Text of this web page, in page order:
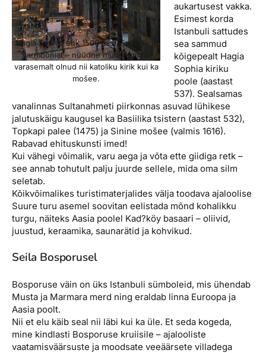
Hagia Sophia ehk 1500 aasta jagu ilu ja
harmooniat – nüüdne muuseum on
varasemalt olnud nii katoliku kirik kui ka
mošee.
aukartusest vakka.
Esimest korda
Istanbuli sattudes
sea sammud
kõigepealt Hagia
Sophia kiriku
poole (aastast
537). Sealsamas
vanalinnas Sultanahmeti piirkonnas asuvad lühikese
jalutuskäigu kaugusel ka Basiilika tsistern (aastast 532),
Topkapi palee (1475) ja Sinine mošee (valmis 1616).
Rabavad ehituskunsti imed!
Kui vähegi võimalik, varu aega ja võta ette giidiga retk –
see annab tohutult palju juurde sellele, mida oma silm
seletab.
Kõikvõimalikes turistimaterjalides välja toodava ajaloolise
Suure turu asemel soovitan eelistada mõnd kohalikku
turgu, näiteks Aasia poolel Kad?köy basaari – oliivid,
juustud, keraamika, saunarätid ja kohvikud.
Seila Bosporusel
Bosporuse väin on üks Istanbuli sümboleid, mis ühendab
Musta ja Marmara merd ning eraldab linna Euroopa ja
Aasia poolt.
Nii et elu käib seal nii läbi kui ka üle. Et seda kogeda,
mine kindlasti Bosporuse kruiisile – ajalooliste
vaatamisväärsuste ja moodsate veeäärsete villadega